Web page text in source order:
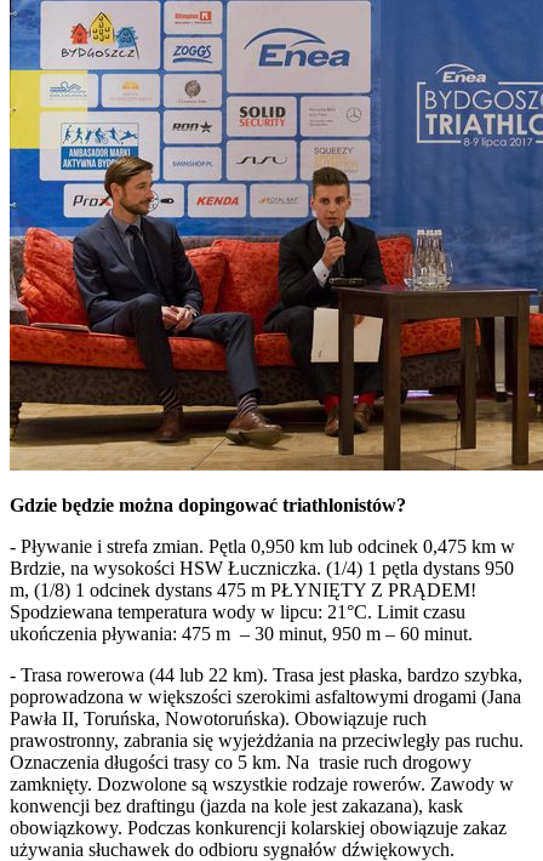
Gdzie będzie można dopingować triathlonistów?
- Pływanie i strefa zmian. Pętla 0,950 km lub odcinek 0,475 km w
Brdzie, na wysokości HSW Łuczniczka. (1/4) 1 pętla dystans 950
m, (1/8) 1 odcinek dystans 475 m PŁYNIĘTY Z PRĄDEM!
Spodziewana temperatura wody w lipcu: 21°C. Limit czasu
ukończenia pływania: 475 m – 30 minut, 950 m – 60 minut.
- Trasa rowerowa (44 lub 22 km). Trasa jest płaska, bardzo szybka,
poprowadzona w większości szerokimi asfaltowymi drogami (Jana
Pawła II, Toruńska, Nowotoruńska). Obowiązuje ruch
prawostronny, zabrania się wyjeżdżania na przeciwległy pas ruchu.
Oznaczenia długości trasy co 5 km. Na trasie ruch drogowy
zamknięty. Dozwolone są wszystkie rodzaje rowerów. Zawody w
konwencji bez draftingu (jazda na kole jest zakazana), kask
obowiązkowy. Podczas konkurencji kolarskiej obowiązuje zakaz
używania słuchawek do odbioru sygnałów dźwiękowych.